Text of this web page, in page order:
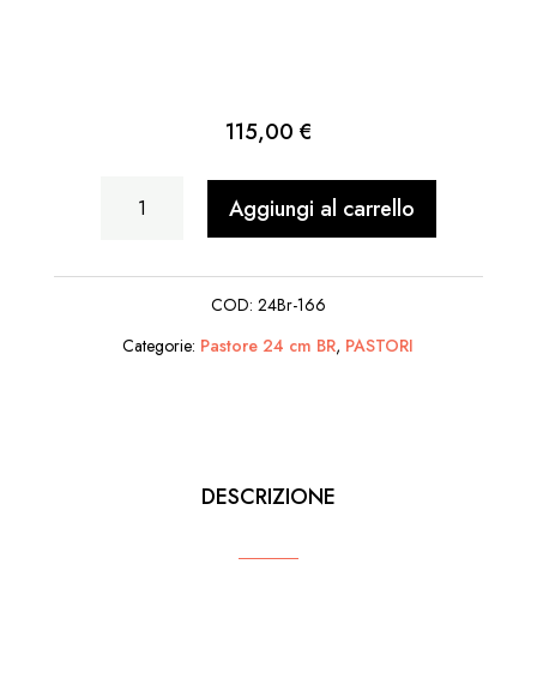
115,00 €
Angelo
Piedi
Aggiungi al carrello
COD: 24Br-166
Categorie: Pastore 24 cm BR, PASTORI
DESCRIZIONE